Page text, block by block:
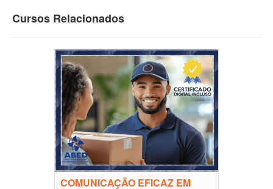
Cursos Relacionados
COMUNICAÇÃO EFICAZ EM